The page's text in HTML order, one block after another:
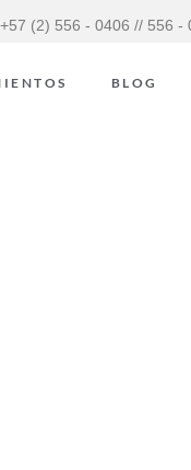
+57 (2) 556 - 0406 // 556 -
BLOG